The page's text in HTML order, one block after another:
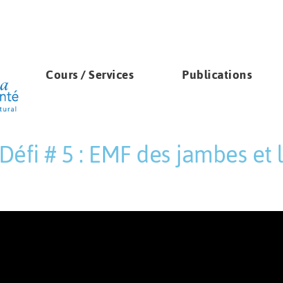
Cours / Services Publications
Défi # 5 : EMF des jambes